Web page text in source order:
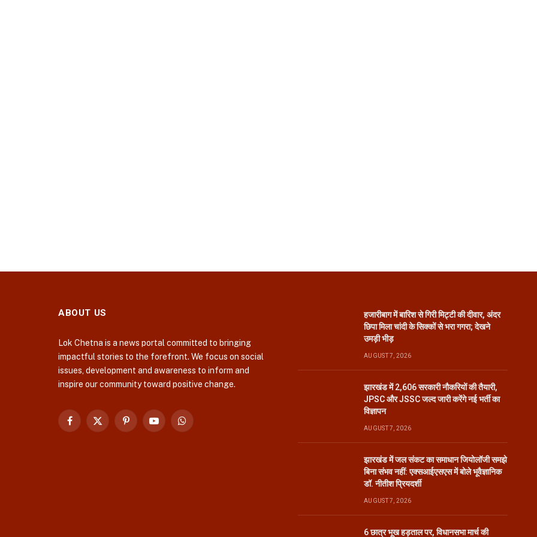
ABOUT US
Lok Chetna is a news portal committed to bringing
impactful stories to the forefront. We focus on social
issues, development and awareness to inform and
inspire our community toward positive change.
Facebook
X
PinterestYouTubeWhatsApp
हजारीबाग में बारिश से गिरी मिट्टी की दीवार, अंदर
छिपा मिला चांदी के सिक्कों से भरा गगरा; देखने
उमड़ी भीड़
AUGUST 7, 2026
झारखंड में 2,606 सरकारी नौकरियों की तैयारी,
JPSC और JSSC जल्द जारी करेंगे नई भर्ती का
विज्ञापन
AUGUST 7, 2026
झारखंड में जल संकट का समाधान जियोलॉजी समझे
बिना संभव नहीं: एक्सआईएसएस में बोले भूवैज्ञानिक
डॉ. नीतीश प्रियदर्शी
AUGUST 7, 2026
6 छात्र भूख हड़ताल पर, विधानसभा मार्च की